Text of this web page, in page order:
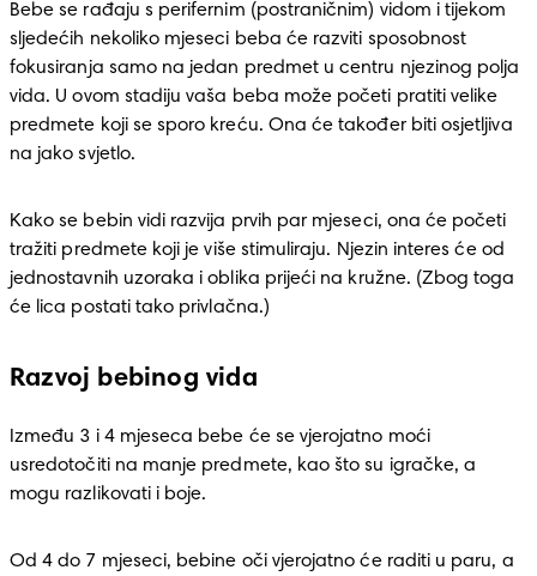
Bebe se rađaju s perifernim (postraničnim) vidom i tijekom
sljedećih nekoliko mjeseci beba će razviti sposobnost
fokusiranja samo na jedan predmet u centru njezinog polja
vida. U ovom stadiju vaša beba može početi pratiti velike
predmete koji se sporo kreću. Ona će također biti osjetljiva
na jako svjetlo.
Kako se bebin vidi razvija prvih par mjeseci, ona će početi
tražiti predmete koji je više stimuliraju. Njezin interes će od
jednostavnih uzoraka i oblika prijeći na kružne. (Zbog toga
će lica postati tako privlačna.)
Razvoj bebinog vida
Između 3 i 4 mjeseca bebe će se vjerojatno moći
usredotočiti na manje predmete, kao što su igračke, a
mogu razlikovati i boje.
Od 4 do 7 mjeseci, bebine oči vjerojatno će raditi u paru, a